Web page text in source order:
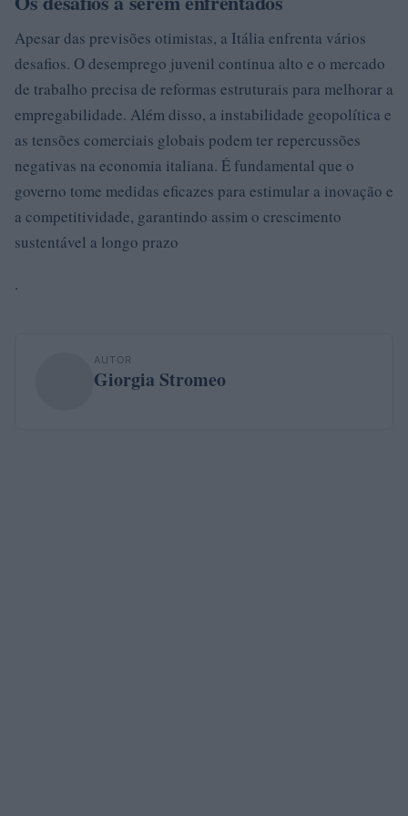
Apesar das previsões otimistas, a Itália enfrenta vários
desafios. O desemprego juvenil continua alto e o mercado
de trabalho precisa de reformas estruturais para melhorar a
empregabilidade. Além disso, a instabilidade geopolítica e
as tensões comerciais globais podem ter repercussões
negativas na economia italiana. É fundamental que o
governo tome medidas eficazes para estimular a inovação e
a competitividade, garantindo assim o crescimento
sustentável a longo prazo
.
AUTOR
Giorgia Stromeo